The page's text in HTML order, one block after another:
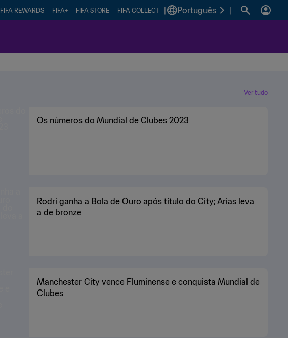
FIFA REWARDS FIFA+ FIFA STORE FIFA COLLECT Português
Ver tudo
Os números do Mundial de Clubes 2023
Rodri ganha a Bola de Ouro após título do City; Arias leva
a de bronze
Manchester City vence Fluminense e conquista Mundial de
Clubes